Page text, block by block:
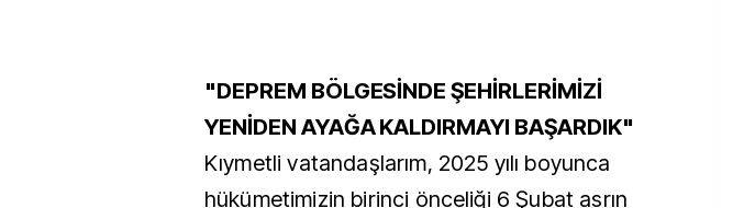
"DEPREM BÖLGESİNDE ŞEHİRLERİMİZİ
YENİDEN AYAĞA KALDIRMAYI BAŞARDIK"
Kıymetli vatandaşlarım, 2025 yılı boyunca
hükümetimizin birinci önceliği 6 Şubat asrın